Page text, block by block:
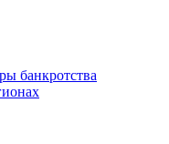
банкротства